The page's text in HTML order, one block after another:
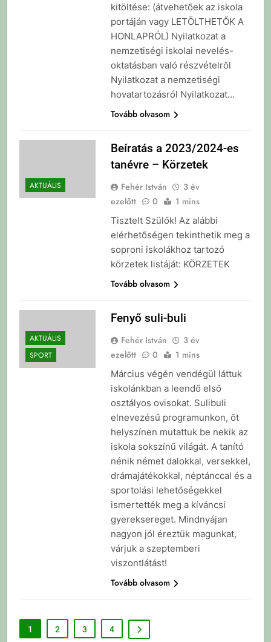
kitöltése: (átvehetőek az iskola
portáján vagy LETÖLTHETŐK A
HONLAPRÓL) Nyilatkozat a
nemzetiségi iskolai nevelés-
oktatásban való részvételről
Nyilatkozat a nemzetiségi
hovatartozásról Nyilatkozat…
Tovább olvasom
AKTUÁLIS
Beíratás a 2023/2024-es
tanévre – Körzetek
Fehér István
3 év
ezelőtt
0 1 mins
Tisztelt Szülők! Az alábbi
elérhetőségen tekinthetik meg a
soproni iskolákhoz tartozó
körzetek listáját: KÖRZETEK
Tovább olvasom
AKTUÁLIS
SPORT
Fenyő suli-buli
Fehér István
3 év
ezelőtt
0 1 mins
Március végén vendégül láttuk
iskolánkban a leendő első
osztályos ovisokat. Sulibuli
elnevezésű programunkon, öt
helyszínen mutattuk be nekik az
iskola sokszínű világát. A tanító
nénik német dalokkal, versekkel,
drámajátékokkal, néptánccal és a
sportolási lehetőségekkel
ismertették meg a kíváncsi
gyereksereget. Mindnyájan
nagyon jól éreztük magunkat,
várjuk a szeptemberi
viszontlátást!
Tovább olvasom
1 2 3 4